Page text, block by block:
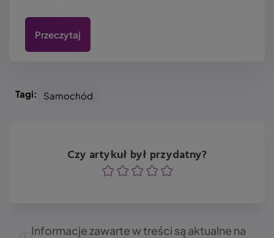
Przeczytaj
Tagi: Samochód
Czy artykuł był przydatny?
OcenaOcenaOcena
OcenaOcena
Informacje zawarte w treści są aktualne na